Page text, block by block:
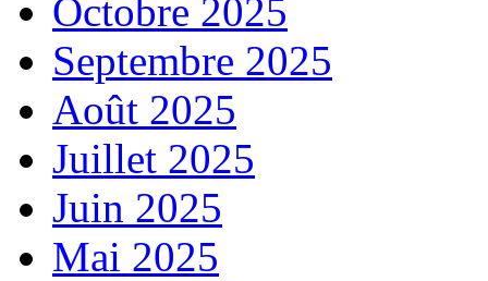
Octobre 2025
Septembre 2025
Août 2025
Juillet 2025
Juin 2025
Mai 2025